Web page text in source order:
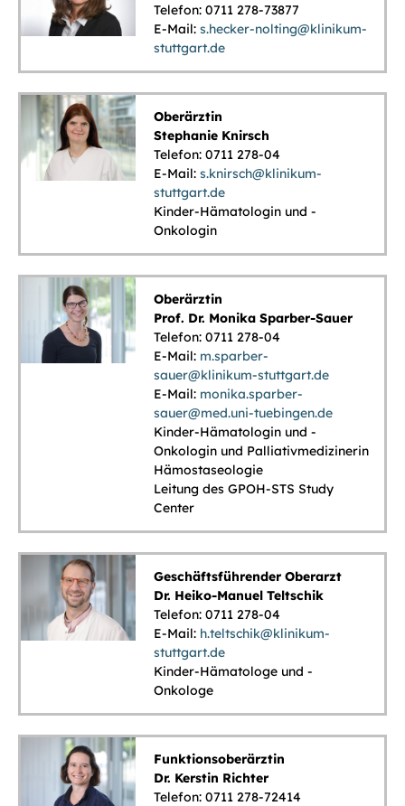
Telefon: 0711 278-73877
E-Mail:s.hecker-nolting@klinikum-
stuttgart.de
Oberärztin
Stephanie Knirsch
Telefon: 0711 278-04
E-Mail:s.knirsch@klinikum-
stuttgart.de
Kinder-Hämatologin und -
Onkologin
Oberärztin
Prof. Dr. Monika Sparber-Sauer
Telefon: 0711 278-04
E-Mail: m.sparber-
sauer@klinikum-stuttgart.de
E-Mail: monika.sparber-
sauer@med.uni-tuebingen.de
Kinder-Hämatologin und -
Onkologin und Palliativmedizinerin
Hämostaseologie
Leitung des GPOH-STS Study
Center
Geschäftsführender Oberarzt
Dr. Heiko-Manuel Teltschik
Telefon: 0711 278-04
E-Mail: h.teltschik@klinikum-
stuttgart.de
Kinder-Hämatologe und -
Onkologe
Funktionsoberärztin
Dr. Kerstin Richter
Telefon: 0711 278-72414